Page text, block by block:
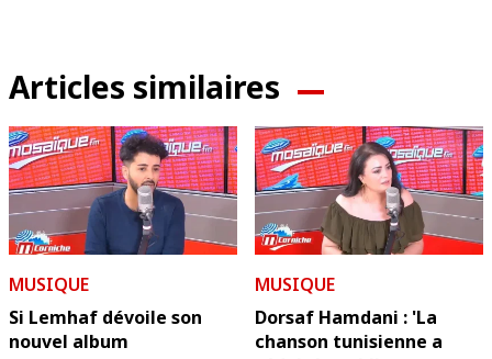
Articles similaires
MUSIQUE
Si Lemhaf dévoile son
nouvel album
MUSIQUE
Dorsaf Hamdani : 'La
chanson tunisienne a